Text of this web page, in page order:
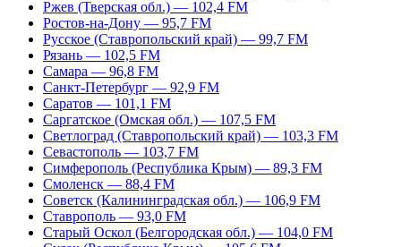
Ржев (Тверская обл.) — 102,4 FM
Ростов-на-Дону — 95,7 FM
Русское (Ставропольский край) — 99,7 FM
Рязань — 102,5 FM
Самара — 96,8 FM
Санкт-Петербург — 92,9 FM
Саратов — 101,1 FM
Саргатское (Омская обл.) — 107,5 FM
Светлоград (Ставропольский край) — 103,3 FM
Севастополь — 103,7 FM
Симферополь (Республика Крым) — 89,3 FM
Смоленск — 88,4 FM
Советск (Калининградская обл.) — 106,9 FM
Ставрополь — 93,0 FM
Старый Оскол (Белгородская обл.) — 104,0 FM